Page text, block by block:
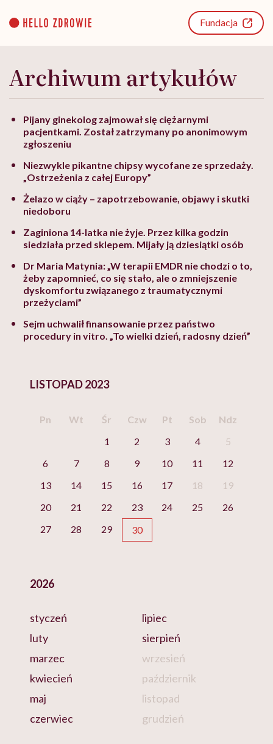
content
Fundacja
Archiwum artykułów
Pijany ginekolog zajmował się ciężarnymi
pacjentkami. Został zatrzymany po anonimowym
zgłoszeniu
Niezwykle pikantne chipsy wycofane ze sprzedaży.
„Ostrzeżenia z całej Europy”
Żelazo w ciąży – zapotrzebowanie, objawy i skutki
niedoboru
Zaginiona 14-latka nie żyje. Przez kilka godzin
siedziała przed sklepem. Mijały ją dziesiątki osób
Dr Maria Matynia: „W terapii EMDR nie chodzi o to,
żeby zapomnieć, co się stało, ale o zmniejszenie
dyskomfortu związanego z traumatycznymi
przeżyciami”
Sejm uchwalił finansowanie przez państwo
procedury in vitro. „To wielki dzień, radosny dzień”
LISTOPAD 2023
Pn Wt Śr Czw Pt Sob
Ndz
1
2 3 4
5
6
7 8 9 10 11
12
13
14 15 16 17 18
19
20
21 22 23 24 25
26
27
28 29 30
2026
styczeń
luty
marzec
kwiecień
maj
czerwiec
lipiec
sierpień
wrzesień
październik
listopad
grudzień